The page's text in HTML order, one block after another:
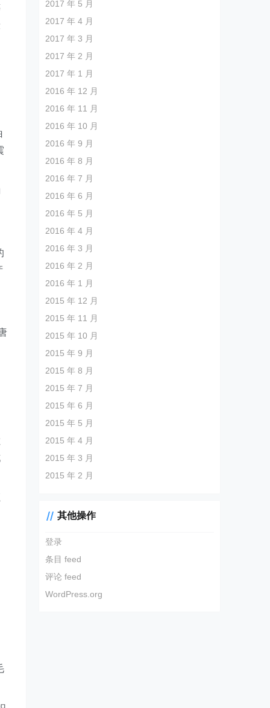
2017 年 5 月
2017 年 4 月
2017 年 3 月
2017 年 2 月
2017 年 1 月
2016 年 12 月
2016 年 11 月
2016 年 10 月
2016 年 9 月
2016 年 8 月
2016 年 7 月
2016 年 6 月
2016 年 5 月
2016 年 4 月
2016 年 3 月
2016 年 2 月
2016 年 1 月
2015 年 12 月
2015 年 11 月
2015 年 10 月
2015 年 9 月
2015 年 8 月
2015 年 7 月
2015 年 6 月
2015 年 5 月
2015 年 4 月
2015 年 3 月
2015 年 2 月
其他操作
登录
条目 feed
评论 feed
WordPress.org